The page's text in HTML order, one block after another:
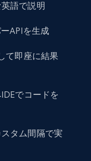
語で説明
APIを生成
て即座に結果
でコードを
タム間隔で実